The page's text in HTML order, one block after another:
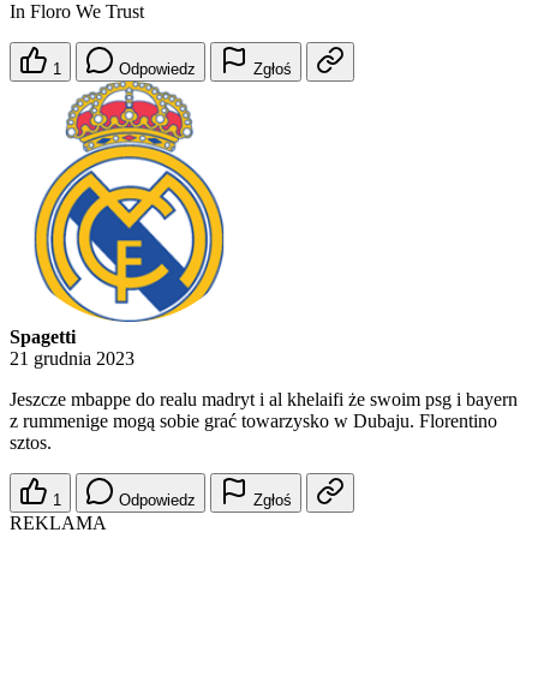
In Floro We Trust
1 Odpowiedz Zgłoś
Spagetti
21 grudnia 2023
Jeszcze mbappe do realu madryt i al khelaifi że swoim psg i bayern
z rummenige mogą sobie grać towarzysko w Dubaju. Florentino
sztos.
1 Odpowiedz Zgłoś
REKLAMA